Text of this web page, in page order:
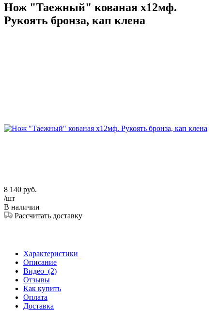
Нож "Таежный" кованая х12мф.
Рукоять бронза, кап клена
8 140 руб.
/шт
В наличии
Рассчитать доставку
Характеристики
Описание
Видео (2)
Отзывы
Как купить
Оплата
Доставка